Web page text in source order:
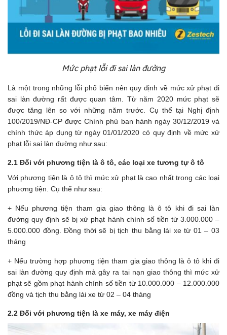
Mức phạt lỗi đi sai làn đường
Là một trong những lỗi phổ biến nên quy định về mức xử phạt đi
sai làn đường rất được quan tâm. Từ năm 2020 mức phạt sẽ
được tăng lên so với những năm trước. Cụ thể tại Nghị định
100/2019/NĐ-CP được Chính phủ ban hành ngày 30/12/2019 và
chính thức áp dụng từ ngày 01/01/2020 có quy định về mức xử
phạt lỗi sai làn đường như sau:
2.1 Đối với phương tiện là ô tô, các loại xe tương tự ô tô
Với phương tiện là ô tô thì mức xử phạt là cao nhất trong các loại
phương tiện. Cụ thể như sau:
+ Nếu phương tiện tham gia giao thông là ô tô khi đi sai làn
đường quy định sẽ bị xử phạt hành chính số tiền từ 3.000.000 –
5.000.000 đồng. Đồng thời sẽ bị tịch thu bằng lái xe từ 01 – 03
tháng
+ Nếu trường hợp phương tiện tham gia giao thông là ô tô khi đi
sai làn đường quy định mà gây ra tai nạn giao thông thì mức xử
phạt sẽ gồm phạt hành chính số tiền từ 10.000.000 – 12.000.000
đồng và tịch thu bằng lái xe từ 02 – 04 tháng
2.2 Đối với phương tiện là xe máy, xe máy điện